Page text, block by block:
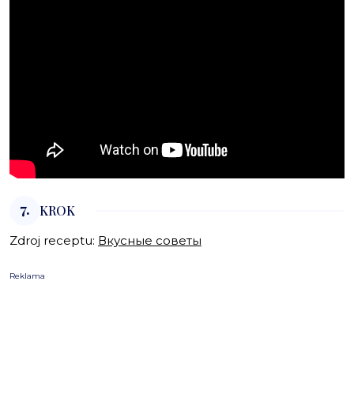
7. KROK
Zdroj receptu: Вкусные советы
Reklama